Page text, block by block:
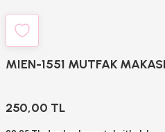
MIEN-1551 MUTFAK MAKASI
250,00 TL